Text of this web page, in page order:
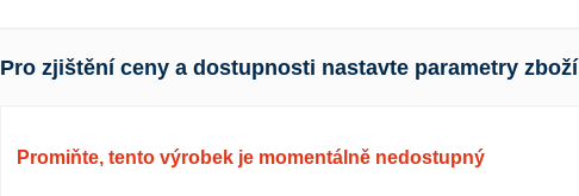
Pro zjištění ceny a dostupnosti nastavte parametry zboží
Promiňte, tento výrobek je momentálně nedostupný